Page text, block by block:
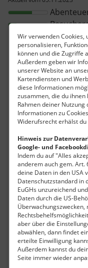
Wir verwenden Cookies,
personalisieren,
können und die Zugriffe
Außerdem geben wir
unserer Website an
Kartendiensten und
diese Informationen
zusammen, die du
Rahmen deiner
Informationen zu
Widerufsrecht erhälst
Hinweis zur
Google- und
Indem du auf "Alles
anderem auch gem. Art.
deine Daten in den USA
Datenschutzstandard in
EuGHs unzureichend
Daten durch die US-
aber über die
abwählen, dann findet
erteilte Einwilligung
Außerdem kannst du
Seite immer wieder
hier
Karte
Du siehst hier keine
Sehenswürdigkeiten,
die Karte hier: